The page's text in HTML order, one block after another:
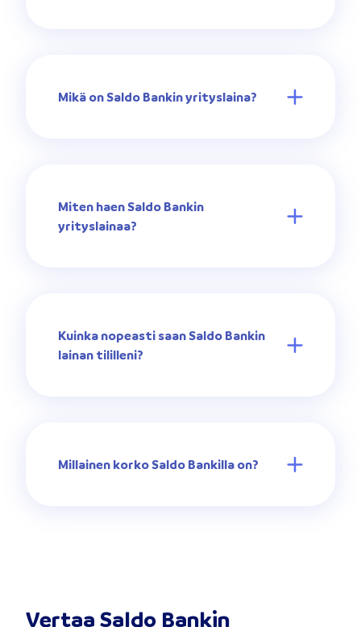
Mikä on Saldo Bankin yrityslaina?
Miten haen Saldo Bankin
yrityslainaa?
Kuinka nopeasti saan Saldo Bankin
lainan tililleni?
Millainen korko Saldo Bankilla on?
Vertaa Saldo Bankin